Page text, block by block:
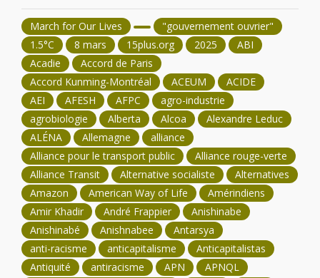
March for Our Lives
"gouvernement ouvrier"
1.5°C
8 mars 15plus.org 2025
ABI
Acadie
Accord de Paris
Accord Kunming-Montréal
ACEUM
ACIDE
AEI
AFESH AFPC
agro-industrie
agrobiologie
Alberta Alcoa
Alexandre Leduc
ALÉNA
Allemagne
alliance
Alliance pour le transport public
Alliance rouge-verte
Alliance Transit
Alternative socialiste
Alternatives
Amazon
American Way of Life
Amérindiens
Amir Khadir
André Frappier
Anishinabe
Anishinabé
Anishnabee
Antarsya
anti-racisme
anticapitalisme
Anticapitalistas
Antiquité
antiracisme APN APNQL